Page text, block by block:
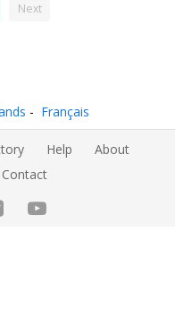
Next
Français
Help
About
Contact